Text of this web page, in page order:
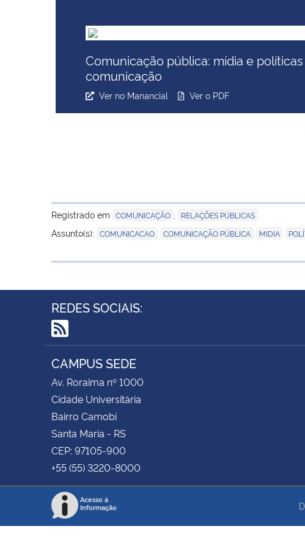
Comunicação pública: mídia e
comunicação
Ver no Manancial Ver o PDF
Registrado em COMUNICAÇÃO RELAÇÕES PÚBLICAS
Assunto(s): COMUNICACAO COMUNICAÇÃO PÚBLICA MIDIA
REDES SOCIAIS:
RSS
CAMPUS SEDE
Av. Roraima nº 1000
Cidade Universitária
Bairro Camobi
Santa Maria - RS
CEP: 97105-900
+55 (55) 3220-8000
Acesso à
Informação